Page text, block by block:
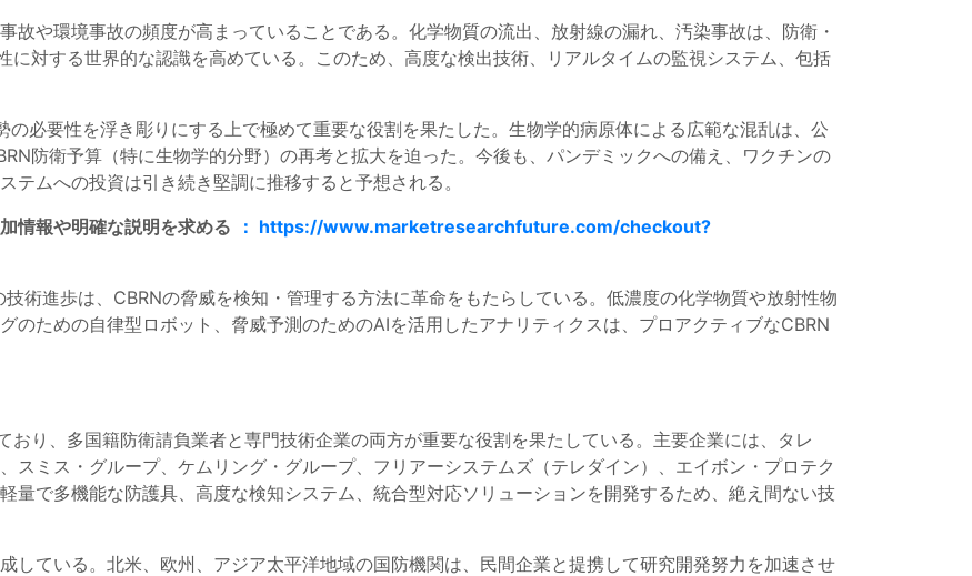
故や環境事故の頻度が高まっていることである。化学物質の流出、放射線の漏れ、汚染事故は、防衛・
に対する世界的な認識を高めている。このため、高度な検出技術、リアルタイムの監視システム、包括
必要性を浮き彫りにする上で極めて重要な役割を果たした。生物学的病原体による広範な混乱は、公
防衛予算（特に生物学的分野）の再考と拡大を迫った。今後も、パンデミックへの備え、ワクチンの
ムへの投資は引き続き堅調に推移すると予想される。
情報や明確な説明を求める
： https://www.marketresearchfuture.com/checkout?
術進歩は、CBRNの脅威を検知・管理する方法に革命をもたらしている。低濃度の化学物質や放射性物
のための自律型ロボット、脅威予測のためのAIを活用したアナリティクスは、プロアクティブなCBRN
おり、多国籍防衛請負業者と専門技術企業の両方が重要な役割を果たしている。主要企業には、タレ
スミス・グループ、ケムリング・グループ、フリアーシステムズ（テレダイン）、エイボン・プロテク
量で多機能な防護具、高度な検知システム、統合型対応ソリューションを開発するため、絶え間ない技
している。北米、欧州、アジア太平洋地域の国防機関は、民間企業と提携して研究開発努力を加速させ